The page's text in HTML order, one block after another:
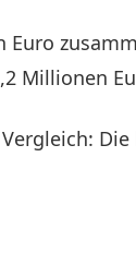
Millionen